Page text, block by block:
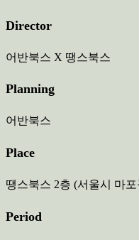
Director
어반북스 X 땡스북스
Planning
어반북스
Place
땡스북스 2층 (서울시 마
Period